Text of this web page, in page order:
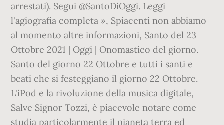
arrestati). Segui @SantoDiOggi. Leggi
l'agiografia completa », Spiacenti non abbiamo
al momento altre informazioni, Santo del 23
Ottobre 2021 | Oggi | Onomastico del giorno.
Santo del giorno 22 Ottobre e tutti i santi e
beati che si festeggiano il giorno 22 Ottobre.
L'iPod e la rivoluzione della musica digitale,
Salve Signor Tozzi, è piacevole notare come
studia particolarmente il pianeta terra ed